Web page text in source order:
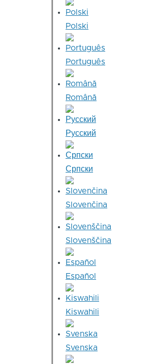
Polski
Português
Română
Русский
Српски
Slovenčina
Slovenščina
Español
Kiswahili
Svenska